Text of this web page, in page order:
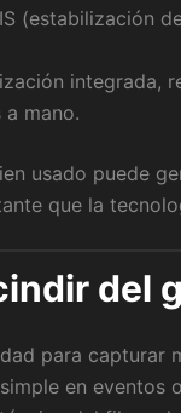
(estabilización
integrada,
mano.
usado puede
que la
del
para capturar
en eventos